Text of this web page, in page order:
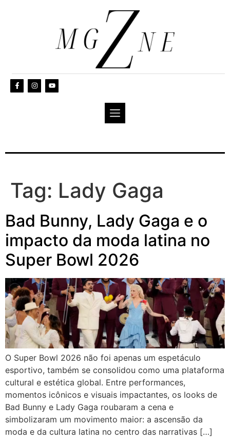
Tag: Lady Gaga
Bad Bunny, Lady Gaga e o
impacto da moda latina no
Super Bowl 2026
O Super Bowl 2026 não foi apenas um espetáculo
esportivo, também se consolidou como uma plataforma
cultural e estética global. Entre performances,
momentos icônicos e visuais impactantes, os looks de
Bad Bunny e Lady Gaga roubaram a cena e
simbolizaram um movimento maior: a ascensão da
moda e da cultura latina no centro das narrativas […]